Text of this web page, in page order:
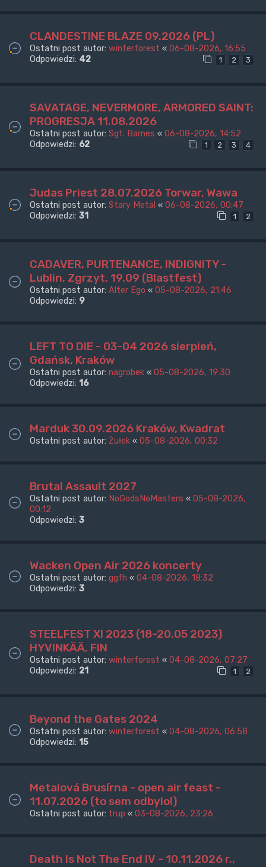
CLANDESTINE BLAZE 09.2026 (PL)
Ostatni post autor: winterforest « 06-08-2026, 16:55
Odpowiedzi: 42 1 2 3
SAVATAGE, NEVERMORE, ARMORED SAINT:
PROGRESJA 11.08.2026
Ostatni post autor: Sgt. Barnes « 06-08-2026, 14:52
Odpowiedzi: 62 1 2 3 4
Judas Priest 28.07.2026 Torwar, Wawa
Ostatni post autor: Stary Metal « 06-08-2026, 00:47
Odpowiedzi: 31 1 2
CADAVER, PURTENANCE, INDIGNITY -
Lublin, Zgrzyt, 19.09 (Blastfest)
Ostatni post autor: Alter Ego « 05-08-2026, 21:46
Odpowiedzi: 9
LEFT TO DIE - 03-04 2026 sierpień,
Gdańsk, Kraków
Ostatni post autor: nagrobek « 05-08-2026, 19:30
Odpowiedzi: 16
Marduk 30.09.2026 Kraków, Kwadrat
Ostatni post autor: Żułek « 05-08-2026, 00:32
Brutal Assault 2027
Ostatni post autor: NoGodsNoMasters « 05-08-2026,
00:12
Odpowiedzi: 3
Wacken Open Air 2026 koncerty
Ostatni post autor: ggfh « 04-08-2026, 18:32
Odpowiedzi: 3
STEELFEST XI 2023 (18-20.05 2023)
HYVINKÄÄ, FIN
Ostatni post autor: winterforest « 04-08-2026, 07:27
Odpowiedzi: 21 1 2
Beyond the Gates 2024
Ostatni post autor: winterforest « 04-08-2026, 06:58
Odpowiedzi: 15
Metalová Brusírna - open air feast -
11.07.2026 (to sem odbylo!)
Ostatni post autor: trup « 03-08-2026, 23:26
Death Is Not The End IV - 10.11.2026 r.,